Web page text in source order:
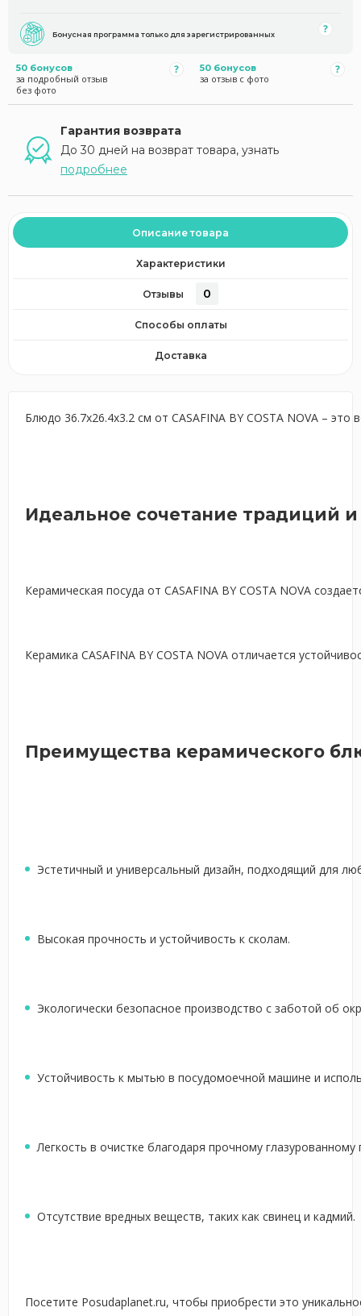
Бонусная программа только для зарегистрированных
50 бонусов
за подробный отзыв
без фото
50 бонусов
за отзыв с фото
Гарантия возврата
До 30 дней на возврат товара, узнать
подробнее
Описание товара
Характеристики
Отзывы 0
Способы оплаты
Доставка
Блюдо 36.7x26.4x3.2 см от CASAFINA BY COSTA NOVA –
Идеальное сочетание традиций
Керамическая посуда от CASAFINA BY COSTA NOVA
Керамика CASAFINA BY COSTA NOVA отличается
Преимущества керамического
Эстетичный и универсальный дизайн, подходящий для
Высокая прочность и устойчивость к сколам.
Экологически безопасное производство с заботой об
Устойчивость к мытью в посудомоечной машине и
Легкость в очистке благодаря прочному
Отсутствие вредных веществ, таких как свинец и кадмий.
Посетите Posudaplanet.ru, чтобы приобрести это